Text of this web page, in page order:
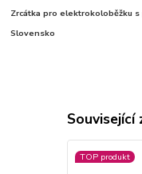
Zrcátka pro elektrokoloběžku
Slovensko
Související
TOP produkt